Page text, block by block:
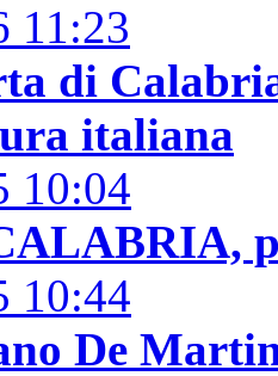
11:23
di
italiana
10:04
10:44
De